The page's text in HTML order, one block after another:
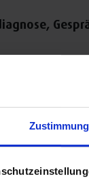
Zustimmung